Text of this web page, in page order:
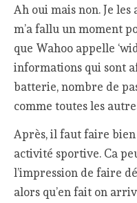
Ah oui mais non. Je
m’a fallu un moment
que Wahoo appelle
informations qui sont
batterie, nombre de
comme toutes les
Après, il faut faire
activité sportive. Ca
l’impression de faire
alors qu’en fait on